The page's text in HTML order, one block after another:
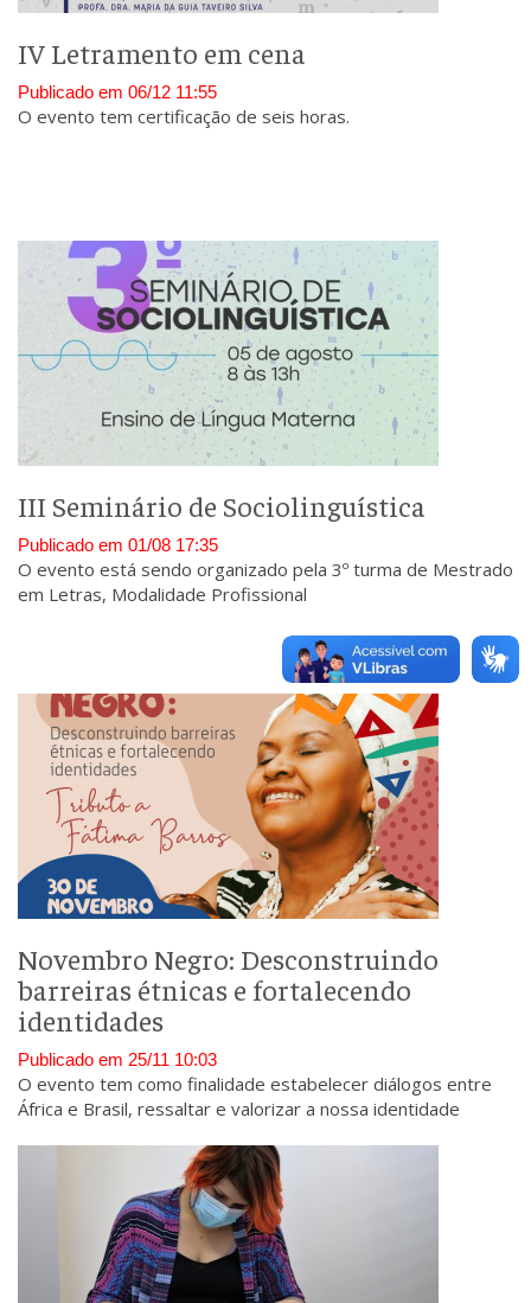
IV Letramento em cena
Publicado em 06/12 11:55
O evento tem certificação de seis horas.
III Seminário de Sociolinguística
Publicado em 01/08 17:35
O evento está sendo organizado pela 3º turma de Mestrado
em Letras, Modalidade Profissional
Novembro Negro: Desconstruindo
barreiras étnicas e fortalecendo
identidades
Publicado em 25/11 10:03
O evento tem como finalidade estabelecer diálogos entre
África e Brasil, ressaltar e valorizar a nossa identidade